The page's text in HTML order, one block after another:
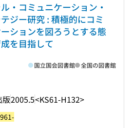
・コミュニケーション・
ジー研究 : 積極的にコミ
ションを図ろうとする態
を目指して
版2005.5<KS61-H132>
国立国会図書館 全国の図書館